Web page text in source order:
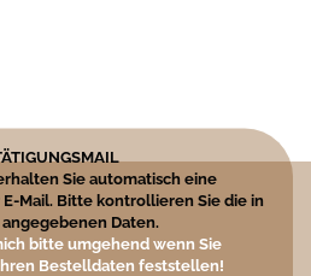
Sie automatisch eine
Mail. Bitte kontrollieren Sie die in
Daten.
bitte umgehend wenn Sie
Bestelldaten feststellen!